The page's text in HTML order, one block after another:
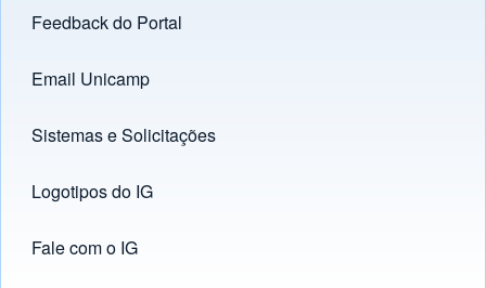
Footer menu
Feedback do Portal
Links
Email Unicamp
(opens in new tab)
Sistemas e Solicitações
(opens in new tab)
Logotipos do IG
(opens in new tab)
Fale com o IG